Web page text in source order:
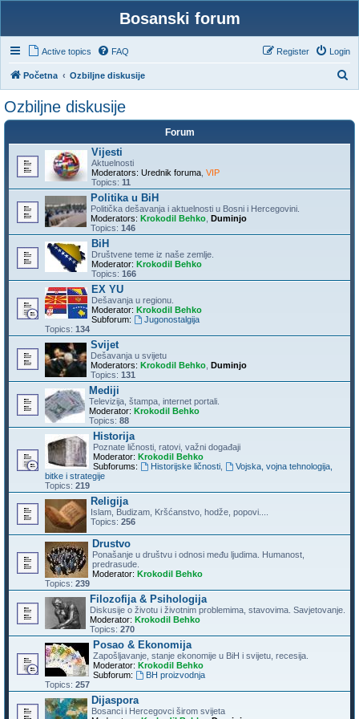
Bosanski forum
Active topics FAQ Login
Register
Početna Ozbiljne diskusije
Ozbiljne diskusije
Forum
Vijesti
Aktuelnosti
Moderators: Urednik foruma VIP
Topics: 11
Politika u BiH
Politička dešavanja i aktuelnosti u Bosni i Hercegovini.
Moderators: Krokodil Behko Duminjo
Topics: 146
BiH
Društvene teme iz naše zemlje.
Moderator: Krokodil Behko
Topics: 166
EX YU
Dešavanja u regionu.
Moderator: Krokodil Behko
Subforum:
Jugonostalgija
Topics: 134
Svijet
Dešavanja u svijetu
Moderators: Krokodil Behko Duminjo
Topics: 131
Mediji
Televizija, štampa, internet portali.
Moderator: Krokodil Behko
Topics: 88
Historija
Poznate ličnosti, ratovi, važni događaji
Moderator: Krokodil Behko
Subforums:
Historijske ličnosti,
Vojska, vojna tehnologija,
bitke i strategije
Topics: 219
Religija
Islam, Budizam, Kršćanstvo, hodže, popovi....
Topics: 256
Drustvo
Ponašanje u društvu i odnosi među ljudima. Humanost,
predrasude.
Moderator: Krokodil Behko
Topics: 239
Filozofija & Psihologija
Diskusije o životu i životnim problemima, stavovima. Savjetovanje.
Moderator: Krokodil Behko
Topics: 270
Posao & Ekonomija
Zapošljavanje, stanje ekonomije u BiH i svijetu, recesija.
Moderator: Krokodil Behko
Subforum:
BH proizvodnja
Topics: 257
Dijaspora
Bosanci i Hercegovci širom svijeta